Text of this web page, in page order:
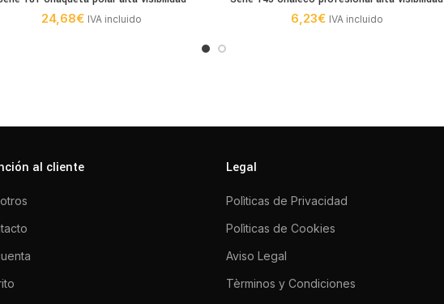
24,68€ IVA incluido 6,23€ IVA incluido
al cliente Legal
Polìticas de Privacidad
Polìticas de Cookies
Aviso Legal
Tèrminos y Condiciones